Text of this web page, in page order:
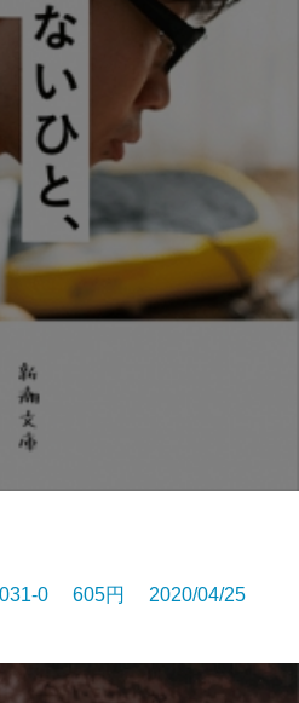
0 605円 2020/04/25